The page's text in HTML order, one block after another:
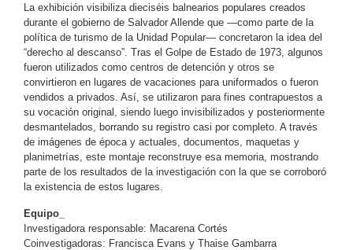
La exhibición visibiliza dieciséis balnearios populares creados
durante el gobierno de Salvador Allende que —como parte de la
política de turismo de la Unidad Popular— concretaron la idea del
“derecho al descanso”. Tras el Golpe de Estado de 1973, algunos
fueron utilizados como centros de detención y otros se
convirtieron en lugares de vacaciones para uniformados o fueron
vendidos a privados. Así, se utilizaron para fines contrapuestos a
su vocación original, siendo luego invisibilizados y posteriormente
desmantelados, borrando su registro casi por completo. A través
de imágenes de época y actuales, documentos, maquetas y
planimetrías, este montaje reconstruye esa memoria, mostrando
parte de los resultados de la investigación con la que se corroboró
la existencia de estos lugares.
Equipo_
Investigadora responsable: Macarena Cortés
Coinvestigadoras: Francisca Evans y Thaise Gambarra